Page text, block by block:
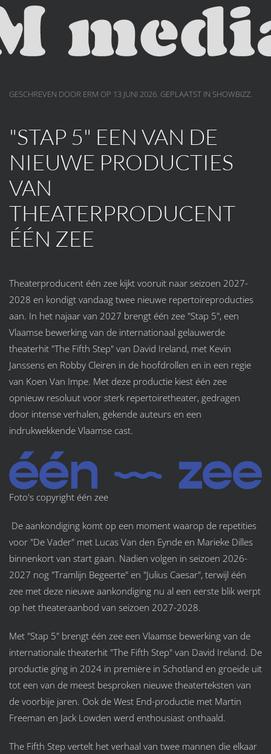
Skip to main content
GESCHREVEN DOOR ERM OP 13 JUNI 2026. GEPLAATST IN SHOWBIZZ.
"STAP 5" EEN VAN DE
NIEUWE PRODUCTIES
VAN
THEATERPRODUCENT
ÉÉN ZEE
Theaterproducent één zee kijkt vooruit naar seizoen 2027-
2028 en kondigt vandaag twee nieuwe repertoireproducties
aan. In het najaar van 2027 brengt één zee "Stap 5", een
Vlaamse bewerking van de internationaal gelauwerde
theaterhit "The Fifth Step" van David Ireland, met Kevin
Janssens en Robby Cleiren in de hoofdrollen en in een regie
van Koen Van Impe. Met deze productie kiest één zee
opnieuw resoluut voor sterk repertoiretheater, gedragen
door intense verhalen, gekende auteurs en een
indrukwekkende Vlaamse cast.
Foto's copyright één zee
De aankondiging komt op een moment waarop de repetities
voor "De Vader" met Lucas Van den Eynde en Marieke Dilles
binnenkort van start gaan. Nadien volgen in seizoen 2026-
2027 nog "Tramlijn Begeerte" en "Julius Caesar", terwijl één
zee met deze nieuwe aankondiging nu al een eerste blik werpt
op het theateraanbod van seizoen 2027-2028.
Met "Stap 5" brengt één zee een Vlaamse bewerking van de
internationale theaterhit "The Fifth Step" van David Ireland. De
productie ging in 2024 in première in Schotland en groeide uit
tot een van de meest besproken nieuwe theaterteksten van
de voorbije jaren. Ook de West End-productie met Martin
Freeman en Jack Lowden werd enthousiast onthaald.
The Fifth Step vertelt het verhaal van twee mannen die elkaar